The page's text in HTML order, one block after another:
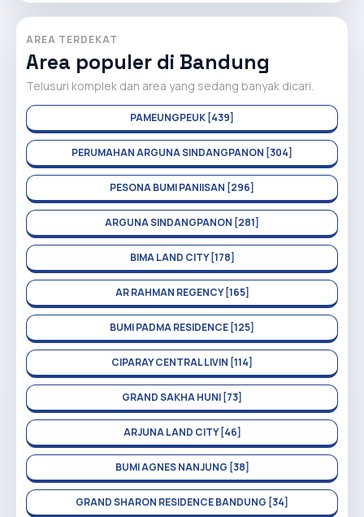
AREA TERDEKAT
Area populer di Bandung
Telusuri komplek dan area yang sedang banyak dicari.
PAMEUNGPEUK [439]
PERUMAHAN ARGUNA SINDANGPANON [304]
PESONA BUMI PANIISAN [296]
ARGUNA SINDANGPANON [281]
BIMA LAND CITY [178]
AR RAHMAN REGENCY [165]
BUMI PADMA RESIDENCE [125]
CIPARAY CENTRAL LIVIN [114]
GRAND SAKHA HUNI [73]
ARJUNA LAND CITY [46]
BUMI AGNES NANJUNG [38]
GRAND SHARON RESIDENCE BANDUNG [34]